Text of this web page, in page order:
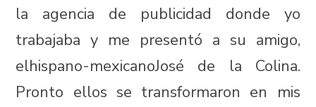
la agencia de publicidad donde yo
trabajaba y me presentó a su amigo,
elhispano-mexicanoJosé de la Colina.
Pronto ellos se transformaron en mis